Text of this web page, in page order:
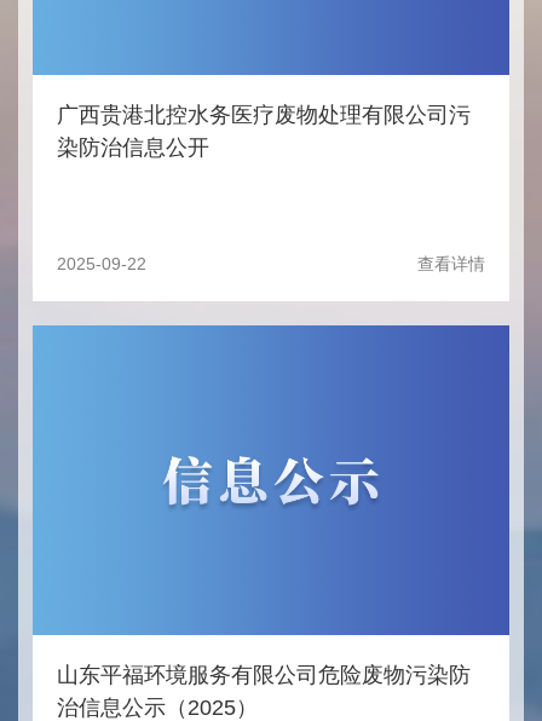
广西贵港北控水务医疗废物处理有限公司污
染防治信息公开
2025-09-22 查看详情
山东平福环境服务有限公司危险废物污染防
治信息公示（2025）